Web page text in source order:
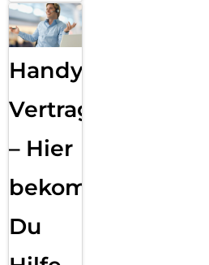
Handy
– Hier
bekommst
Du